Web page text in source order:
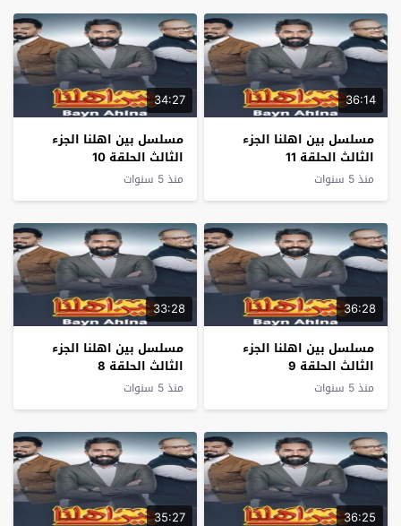
36:14
مسلسل بين اهلنا الجزء
الثالث الحلقة 11
منذ 5 سنوات
34:27
مسلسل بين اهلنا الجزء
الثالث الحلقة 10
منذ 5 سنوات
36:28
مسلسل بين اهلنا الجزء
الثالث الحلقة 9
منذ 5 سنوات
33:28
مسلسل بين اهلنا الجزء
الثالث الحلقة 8
منذ 5 سنوات
36:25
35:27